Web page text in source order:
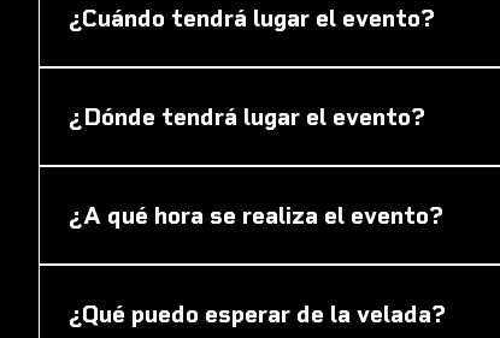
¿Cuándo tendrá lugar el evento?
Cruyff en el Johan Cruijff ArenA.
¿Dónde tendrá lugar el evento?
¿A qué hora se realiza el evento?
¿Qué puedo esperar de la velada?